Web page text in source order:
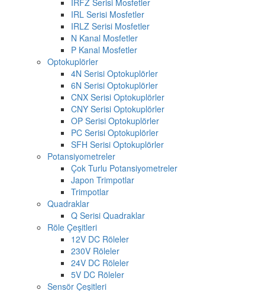
IRL Serisi Mosfetler
IRLZ Serisi Mosfetler
N Kanal Mosfetler
P Kanal Mosfetler
Optokuplörler
4N Serisi Optokuplörler
6N Serisi Optokuplörler
CNX Serisi Optokuplörler
CNY Serisi Optokuplörler
OP Serisi Optokuplörler
PC Serisi Optokuplörler
SFH Serisi Optokuplörler
Potansiyometreler
Çok Turlu Potansiyometreler
Japon Trimpotlar
Trimpotlar
Quadraklar
Q Serisi Quadraklar
Röle Çeşitleri
12V DC Röleler
230V Röleler
24V DC Röleler
5V DC Röleler
Sensör Çeşitleri